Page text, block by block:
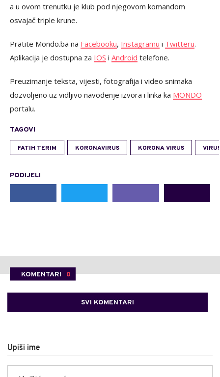
a u ovom trenutku je klub pod njegovom komandom
osvajač triple krune.
Pratite Mondo.ba na Facebooku, Instagramu i Twitteru.
Aplikacija je dostupna za IOS i Android telefone.
Preuzimanje teksta, vijesti, fotografija i video snimaka
dozvoljeno uz vidljivo navođenje izvora i linka ka MONDO
portalu.
TAGOVI
FATIH TERIM KORONAVIRUS KORONA VIRUS
PODIJELI
KOMENTARI 0
SVI KOMENTARI
Upiši ime